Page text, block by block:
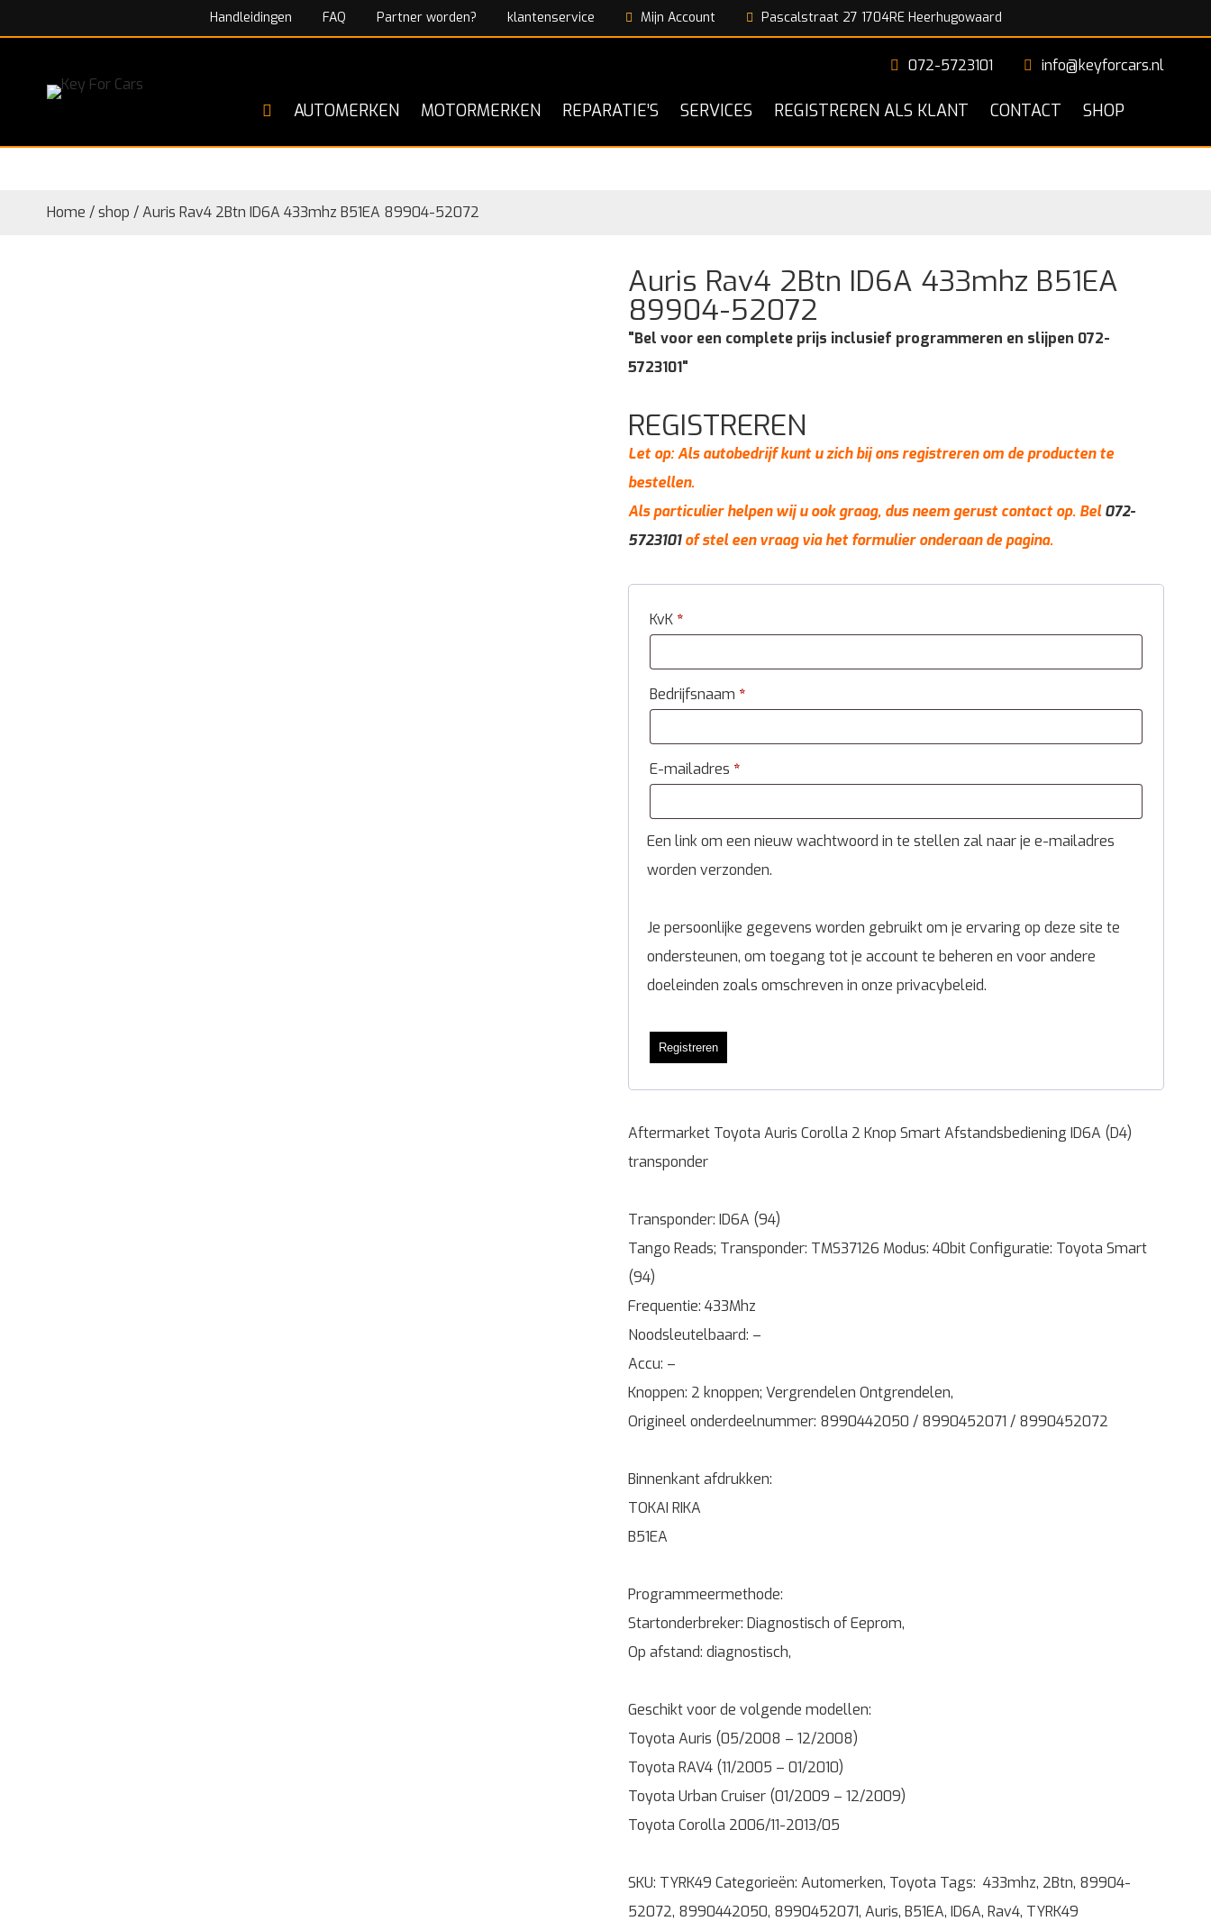
Handleidingen FAQ Partner worden? klantenservice Mijn Account Pascalstraat 27 1704RE Heerhugowaard
072-5723101 info@keyforcars.nl
AUTOMERKEN MOTORMERKEN REPARATIE’S SERVICES REGISTREREN ALS KLANT CONTACT SHOP
Home /shop /Auris Rav4 2Btn ID6A 433mhz B51EA 89904-52072
Auris Rav4 2Btn ID6A 433mhz B51EA
89904-52072
"Bel voor een complete prijs inclusief programmeren en slijpen 072-
5723101"
REGISTREREN
Let op: Als autobedrijf kunt u zich bij ons registreren om de producten te
bestellen.
Als particulier helpen wij u ook graag, dus neem gerust contact op. Bel072-
5723101of stel een vraag via het formulier onderaan de pagina.
KvK *
Bedrijfsnaam *
E-mailadres *
Een link om een nieuw wachtwoord in te stellen zal naar je e-mailadres
worden verzonden.
Je persoonlijke gegevens worden gebruikt om je ervaring op deze site te
ondersteunen, om toegang tot je account te beheren en voor andere
doeleinden zoals omschreven in onze privacybeleid.
Registreren
Aftermarket Toyota Auris Corolla 2 Knop Smart Afstandsbediening ID6A (D4)
transponder
Transponder: ID6A (94)
Tango Reads; Transponder: TMS37126 Modus: 40bit Configuratie: Toyota Smart
(94)
Frequentie: 433Mhz
Noodsleutelbaard: –
Accu: –
Knoppen: 2 knoppen; Vergrendelen Ontgrendelen,
Origineel onderdeelnummer: 8990442050 / 8990452071 / 8990452072
Binnenkant afdrukken:
TOKAI RIKA
B51EA
Programmeermethode:
Startonderbreker: Diagnostisch of Eeprom,
Op afstand: diagnostisch,
Geschikt voor de volgende modellen:
Toyota Auris (05/2008 – 12/2008)
Toyota RAV4 (11/2005 – 01/2010)
Toyota Urban Cruiser (01/2009 – 12/2009)
Toyota Corolla 2006/11-2013/05
SKU: TYRK49 Categorieën: Automerken, Toyota Tags: 433mhz, 2Btn, 89904-
52072, 8990442050, 8990452071, Auris, B51EA, ID6A, Rav4, TYRK49